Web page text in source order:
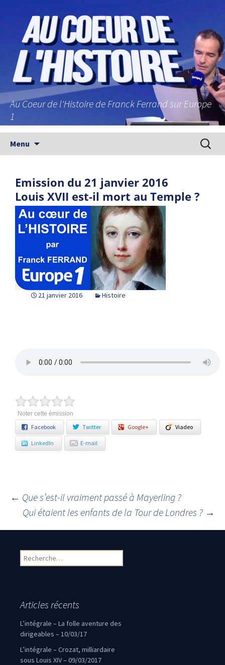
Au Coeur de l'Histoire de Franck Ferrand sur Europe
1
Menu
Emission du 21 janvier 2016
Louis XVII est-il mort au Temple ?
21 janvier 2016 Histoire
Noter cette émission
Facebook Twitter Google+ Viadeo
LinkedIn E-mail
Navigation des articles
← Que s’est-il vraiment passé à Mayerling ?
Qui étaient les enfants de la Tour de Londres ? →
Rechercher :
Articles récents
L’intégrale – La folle aventure des
dirigeables – 10/03/17
L’intégrale – Crozat, milliardaire
sous Louis XIV – 09/03/2017